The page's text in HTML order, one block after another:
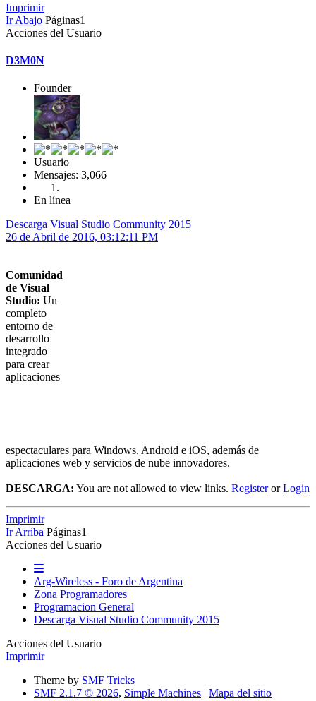
Imprimir
Ir Abajo Páginas1
Acciones del Usuario
D3M0N
Founder
Usuario
Mensajes: 3,066
En línea
Descarga Visual Studio Community 2015
26 de Abril de 2016, 03:12:11 PM
Comunidad
de Visual
Studio: Un
completo
entorno de
desarrollo
integrado
para crear
aplicaciones
espectaculares para Windows, Android e iOS, además de
aplicaciones web y servicios de nube innovadores.
DESCARGA: You are not allowed to view links. RegisterorLogin
Imprimir
Ir Arriba Páginas1
Acciones del Usuario
Arg-Wireless - Foro de Argentina
Zona Programadores
Programacion General
Descarga Visual Studio Community 2015
Acciones del Usuario
Imprimir
Theme by SMF Tricks
SMF 2.1.7 © 2026, Simple Machines | Mapa del sitio